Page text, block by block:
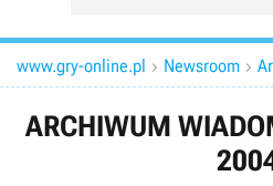
www.gry-online.pl  Newsroom 
ARCHIWUM